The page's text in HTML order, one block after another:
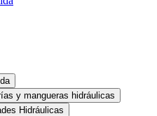
y mangueras hidráulicas
Hidráulicas